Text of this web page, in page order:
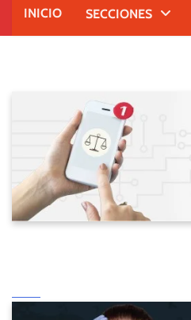
INICIO SECCIONES